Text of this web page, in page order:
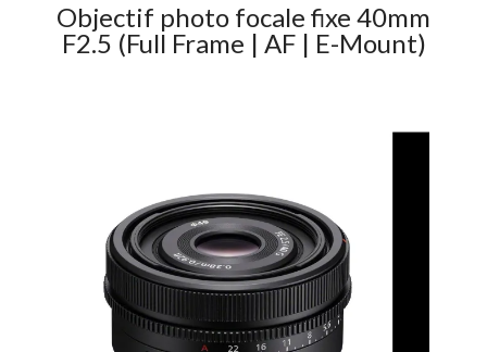
Objectif photo focale fixe 40mm
F2.5 (Full Frame | AF | E-Mount)